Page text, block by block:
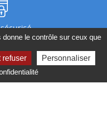
le contrôle sur ceux que
refuser
Personnaliser